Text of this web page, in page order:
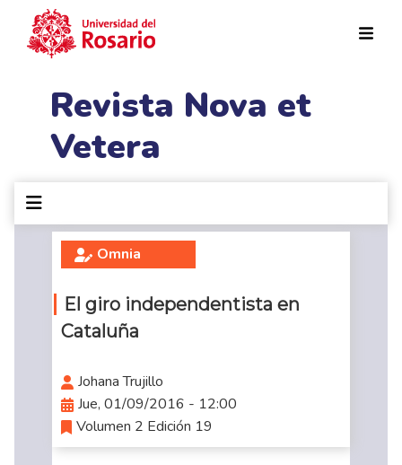
Revista Nova et
Vetera
Omnia
El giro independentista en
Cataluña
Johana Trujillo
Jue, 01/09/2016 - 12:00
Volumen 2 Edición 19